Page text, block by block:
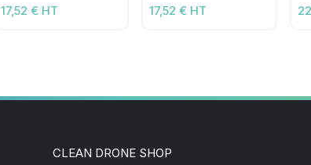
chimiques (21-26
17,52 € HT
chimiques (15-21
17,52 € HT
CLEAN DRONE SHOP